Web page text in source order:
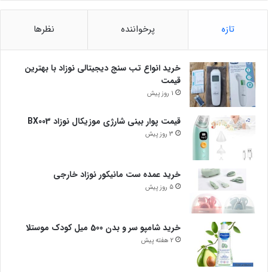
تازه پرخواننده نظرها
خرید انواع تب سنج دیجیتالی نوزاد با بهترین
قیمت
1 روز پیش
قیمت پوار بینی شارژی موزیکال نوزاد BX003
3 روز پیش
خرید عمده ست مانیکور نوزاد خارجی
5 روز پیش
خرید شامپو سر و بدن 500 میل کودک موستلا
2 هفته پیش